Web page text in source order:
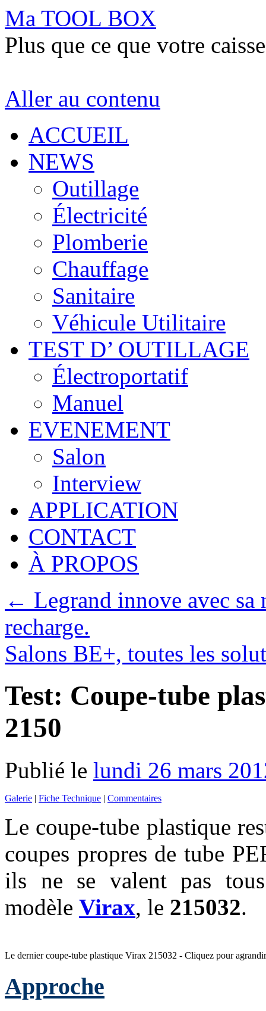
Ma TOOL BOX
Plus que ce que votre
Aller au contenu
ACCUEIL
NEWS
Outillage
Électricité
Plomberie
Chauffage
Sanitaire
Véhicule Utilitaire
TEST D’ OUTILLAGE
Électroportatif
Manuel
EVENEMENT
Salon
Interview
APPLICATION
CONTACT
À PROPOS
← Legrand innove avec
recharge.
Salons BE+, toutes les
Test: Coupe-tube
2150
Publié le lundi 26 mars
Galerie | Fiche Technique | Commentaires
Le coupe-tube plastique
coupes propres de tube
ils ne se valent pas
modèle Virax, le 215032.
Le dernier coupe-tube plastique Virax 215032 - Cliquez pour
Approche